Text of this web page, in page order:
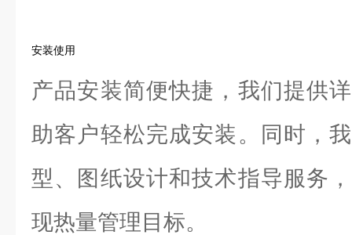
安装使用
产品安装简便快捷，我们提供
助客户轻松完成安装。同时，
型、图纸设计和技术指导服务
现热量管理目标。